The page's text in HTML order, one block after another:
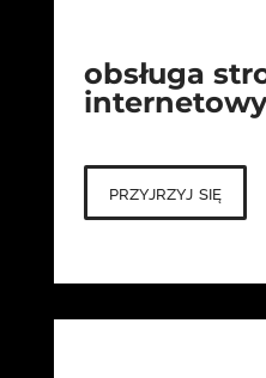
obsługa
przyjrzyj się